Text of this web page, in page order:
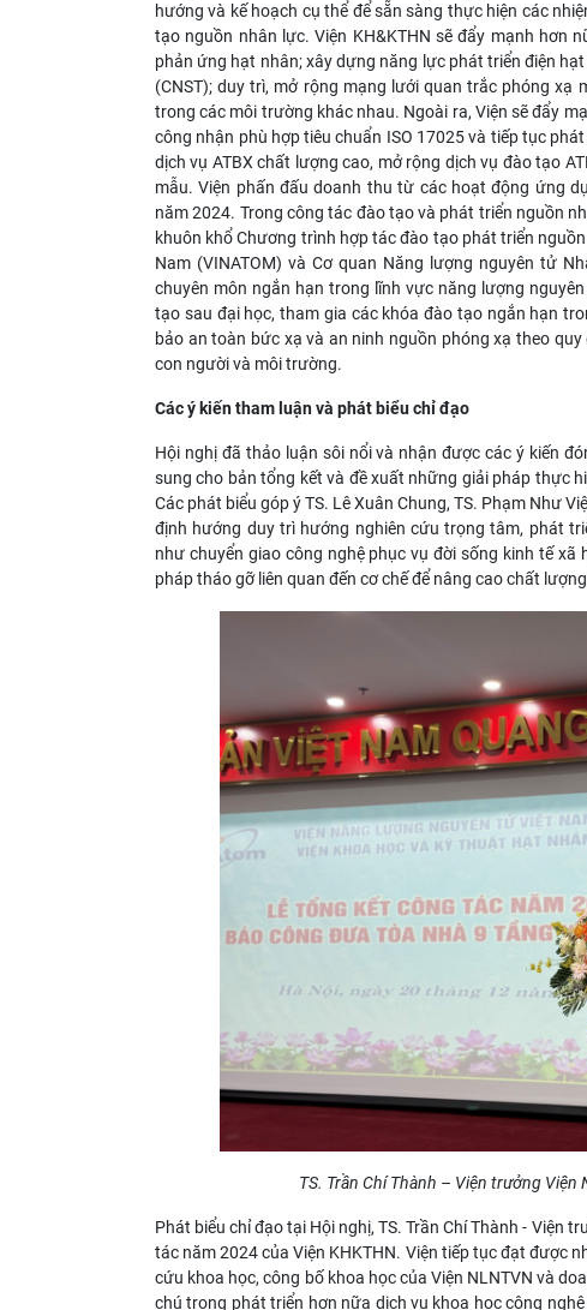
hướng và kế hoạch cụ thể để sẵn sàng thực hiện các
tạo nguồn nhân lực. Viện KH&KTHN sẽ đẩy mạnh hơn
phản ứng hạt nhân; xây dựng năng lực phát triển điện
(CNST); duy trì, mở rộng mạng lưới quan trắc phóng
trong các môi trường khác nhau. Ngoài ra, Viện sẽ đẩy
công nhận phù hợp tiêu chuẩn ISO 17025 và tiếp tục
dịch vụ ATBX chất lượng cao, mở rộng dịch vụ đào tạo
mẫu. Viện phấn đấu doanh thu từ các hoạt động ứng
năm 2024. Trong công tác đào tạo và phát triển nguồn
khuôn khổ Chương trình hợp tác đào tạo phát triển
Nam (VINATOM) và Cơ quan Năng lượng nguyên tử
chuyên môn ngắn hạn trong lĩnh vực năng lượng
tạo sau đại học, tham gia các khóa đào tạo ngắn hạn
bảo an toàn bức xạ và an ninh nguồn phóng xạ theo
con người và môi trường.
Các ý kiến tham luận và phát biểu chỉ đạo
Hội nghị đã thảo luận sôi nổi và nhận được các ý kiến
sung cho bản tổng kết và đề xuất những giải pháp thực
Các phát biểu góp ý TS. Lê Xuân Chung, TS. Phạm Như
định hướng duy trì hướng nghiên cứu trọng tâm, phát
như chuyển giao công nghệ phục vụ đời sống kinh tế
pháp tháo gỡ liên quan đến cơ chế để nâng cao chất
TS. Trần Chí Thành – Viện trưởng Viện
Phát biểu chỉ đạo tại Hội nghị, TS. Trần Chí Thành - Viện
tác năm 2024 của Viện KHKTHN. Viện tiếp tục đạt được
cứu khoa học, công bố khoa học của Viện NLNTVN và
chú trọng phát triển hơn nữa dịch vụ khoa học công